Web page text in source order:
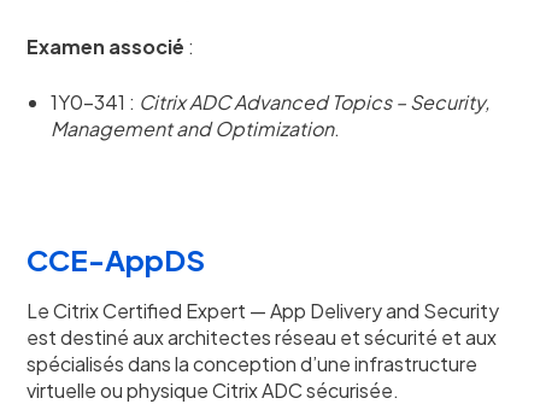
Examen associé :
1Y0-341 : Citrix ADC Advanced Topics – Security,
Management and Optimization.
CCE-AppDS
Le Citrix Certified Expert — App Delivery and Security
est destiné aux architectes réseau et sécurité et aux
spécialisés dans la conception d’une infrastructure
virtuelle ou physique Citrix ADC sécurisée.